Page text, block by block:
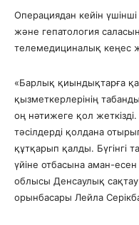
Операциядан кейін
және гепатология
телемедициналық кеңес
«Барлық қиындықтарға
қызметкерлерінің
оң нәтижеге қол
тәсілдерді қолдана
құтқарып қалды. Бүгінгі
үйіне отбасына аман-
облысы Денсаулық
орынбасары Лейла